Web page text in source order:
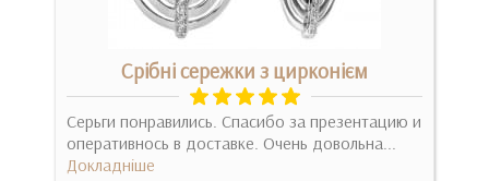
Срібні сережки з цирконієм
Серьги понравились. Спасибо за презентацию и
оперативнось в доставке. Очень довольна...
Докладніше